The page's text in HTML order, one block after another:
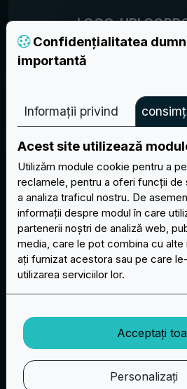
LOGO-URI
Confidențialitatea
importantă
Informații privind
Acest site utilizează
Utilizăm module cookie pentru a
reclamele, pentru a oferi funcții de
a analiza traficul nostru. De
informații despre modul în care
partenerii noștri de analiză web,
media, care le pot combina cu
ați furnizat acestora sau pe care
utilizarea serviciilor lor.
Acceptați
Personalizați